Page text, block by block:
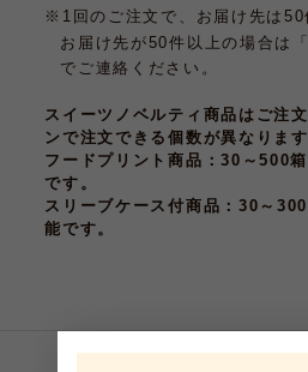
※1回のご注文で、お届け先は50
お届け先が50件以上の場合は「
でご連絡ください。
スイーツノベルティ商品はご注
ンで注文できる個数が異なります
フードプリント商品 ：30～500
です。
スリーブケース付商品 ：30～
能です。